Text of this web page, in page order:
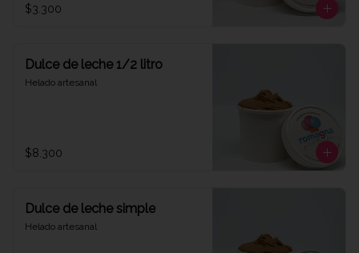
$3.300
Dulce de leche 1/2 litro
Helado artesanal
$8.300
Dulce de leche simple
Helado artesanal